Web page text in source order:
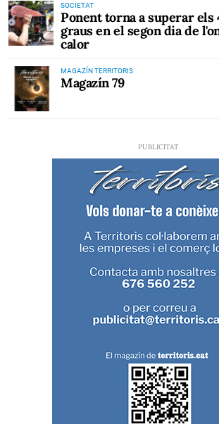
SOCIETAT
Ponent torna a superar els
graus en el segon dia de
calor
MAGAZÍN TERRITORIS
Magazín 79